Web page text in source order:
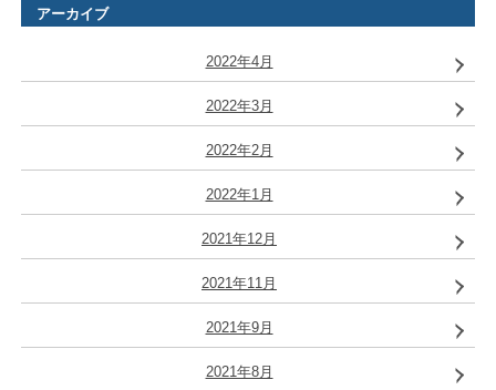
アーカイブ
2022年4月
2022年3月
2022年2月
2022年1月
2021年12月
2021年11月
2021年9月
2021年8月